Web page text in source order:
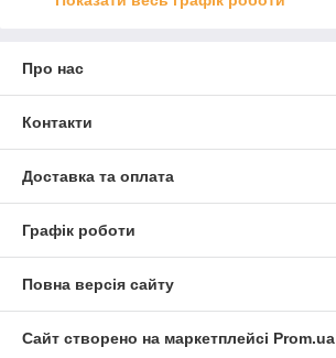
Про нас
Контакти
Доставка та оплата
Графік роботи
Повна версія сайту
Сайт створено на маркетплейсі Prom.ua